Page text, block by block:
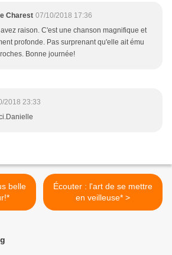
Charest 07/10/2018 17:36
raison. C'est une chanson magnifique et
profonde. Pas surprenant qu'elle ait ému
Bonne journée!
2018 23:33
Écouter : l'art de se mettre
en veilleuse* >